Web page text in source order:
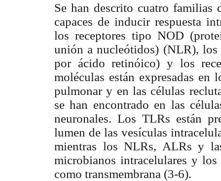
Se han descrito cuatro familias
capaces de inducir respuesta
los receptores tipo NOD
unión a nucleótidos) (NLR),
por ácido retinóico) y los
moléculas están expresadas
pulmonar y en las células
se han encontrado en las
neuronales. Los TLRs están
lumen de las vesículas
mientras los NLRs, ALRs y
microbianos intracelulares y
como transmembrana (3-6).